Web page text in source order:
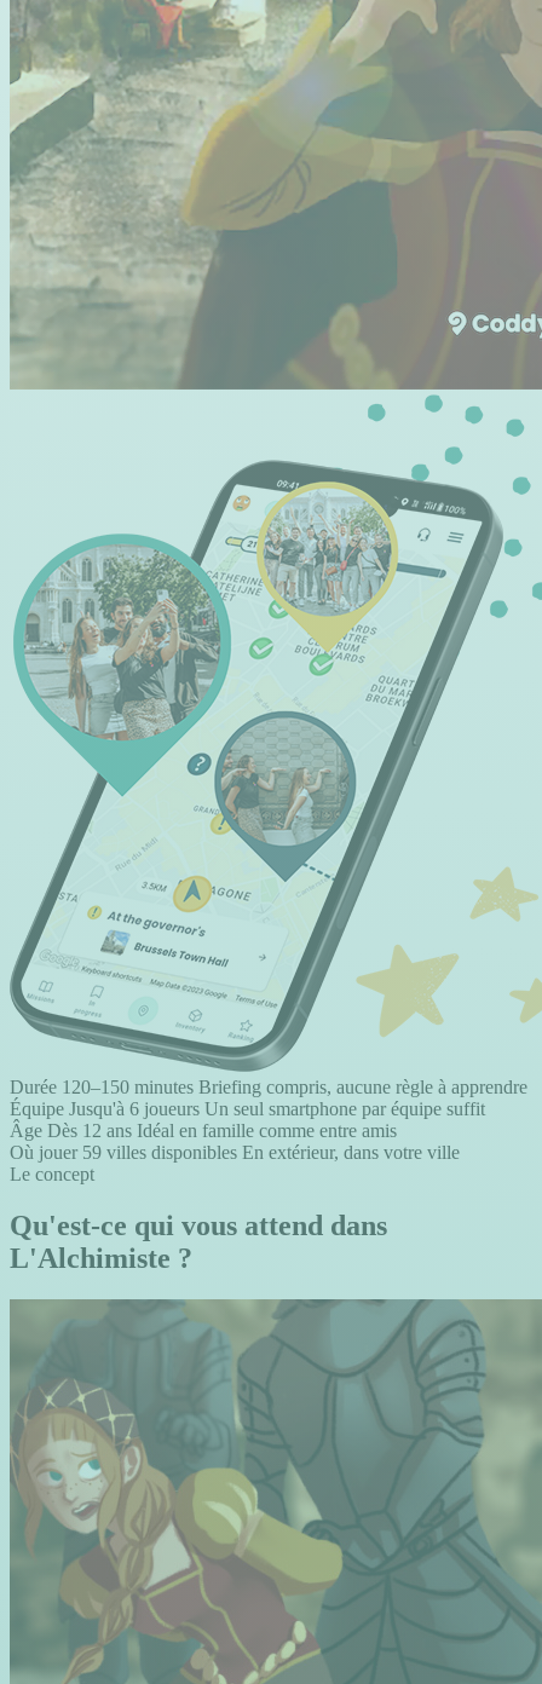
Durée 120–150 minutes Briefing compris, aucune règle à apprendre
Équipe Jusqu'à 6 joueurs Un seul smartphone par équipe suffit
Âge Dès 12 ans Idéal en famille comme entre amis
Où jouer 59 villes disponibles En extérieur, dans votre ville
Le concept
Qu'est-ce qui vous attend dans
L'Alchimiste ?